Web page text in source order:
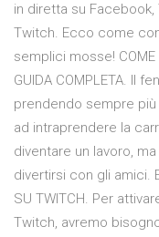
in diretta su Facebook,
Twitch. Ecco come
semplici mosse! COME
GUIDA COMPLETA. Il
prendendo sempre
ad intraprendere la
diventare un lavoro,
divertirsi con gli amici.
SU TWITCH. Per
Twitch, avremo